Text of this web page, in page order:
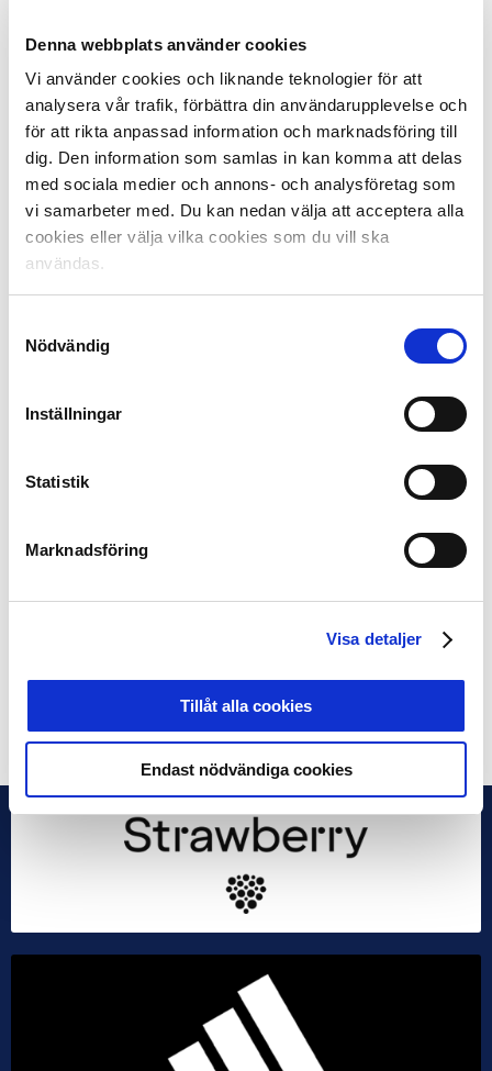
Denna webbplats använder cookies
Vi använder cookies och liknande teknologier för att
analysera vår trafik, förbättra din användarupplevelse och
för att rikta anpassad information och marknadsföring till
dig. Den information som samlas in kan komma att delas
med sociala medier och annons- och analysföretag som
vi samarbeter med. Du kan nedan välja att acceptera alla
cookies eller välja vilka cookies som du vill ska
användas.
Nödvändig
Inställningar
Statistik
Marknadsföring
Visa detaljer
Tillåt alla cookies
Endast nödvändiga cookies
årets sämsta förening. Laget tog bara sex poäng i
serien. Som kuriosa kan nämnas att 2013 trots allt inte
var det sämsta året i Fässbergs historia.
I juni 1924 hade Fässberg slagit Varberg i kvalmatch till
den allra första allsvenska serien. Klubben jobbade hårt
för att få ekonomiska garanter inför seriestarten. Vissa
När man ringde till beslutsfattarna i Stockholm och
lämnade det glada beskedet fick blev svaret ”ni är för
Fässberg drabbades av ytterligare en tung smäll.
gjorde han 39 mål på 21 matcher och är fortfarande